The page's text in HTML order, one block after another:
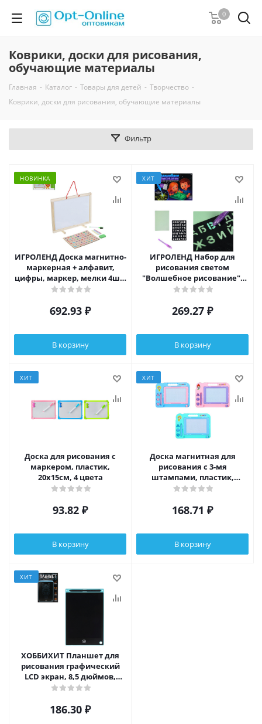
0
Коврики, доски для рисования,
обучающие материалы
Главная - Каталог - Товары для детей - Творчество -
Коврики, доски для рисования, обучающие материалы
Фильтр
НОВИНКА
ИГРОЛЕНД Доска магнитно-
маркерная + алфавит,
цифры, маркер, мелки 4шт,
губка, 37х28см, дер, пластик
692.93 ₽
В корзину
ХИТ
ИГРОЛЕНД Набор для
рисования светом
"Волшебное рисование",
AG3х3, картон, бумага,
269.27 ₽
В корзину
ХИТ
Доска для рисования с
маркером, пластик,
20х15см, 4 цвета
93.82 ₽
В корзину
ХИТ
Доска магнитная для
рисования с 3-мя
штампами, пластик,
27х20см, 3 цвета
168.71 ₽
В корзину
ХИТ
ХОББИХИТ Планшет для
рисования графический
LCD экран, 8,5 дюймов,
пластик, 4 цвета
186.30 ₽